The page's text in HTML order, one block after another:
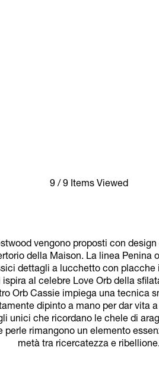
9 / 9 Items Viewed
vengono proposti con
della Maison. La linea Penina
dettagli a lucchetto con
al celebre Love Orb della
Orb Cassie impiega una tecnica
dipinto a mano per dar vita
unici che ricordano le chele di
perle rimangono un elemento
metà tra ricercatezza e ribellione.